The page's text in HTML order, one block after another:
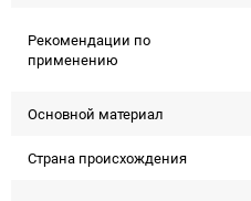
Рекомендации по
применению
Основной материал
Страна происхождения